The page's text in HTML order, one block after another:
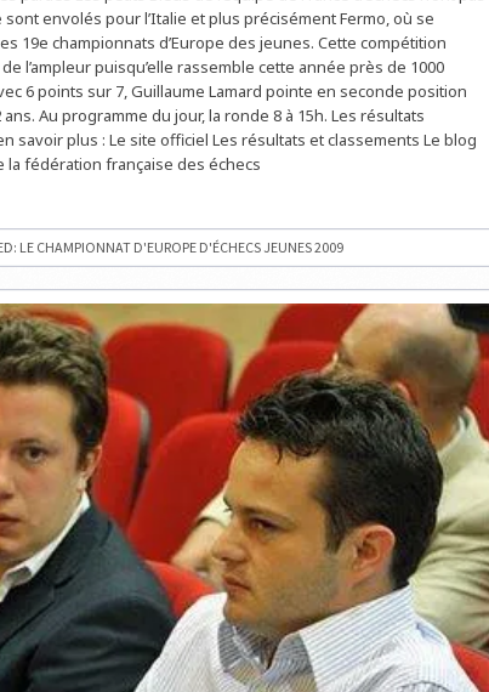
JEUNES
À
FERMO
:
GUILLAUME
LAMARD,
SECOND
sont envolés pour l’Italie et plus précisément Fermo, où se
19e championnats d’Europe des jeunes. Cette compétition
l’ampleur puisqu’elle rassemble cette année près de 1000
6 points sur 7, Guillaume Lamard pointe en seconde position
Au programme du jour, la ronde 8 à 15h. Les résultats
savoir plus : Le site officiel Les résultats et classements Le blog
la fédération française des échecs
LE CHAMPIONNAT D'EUROPE D'ÉCHECS JEUNES 2009